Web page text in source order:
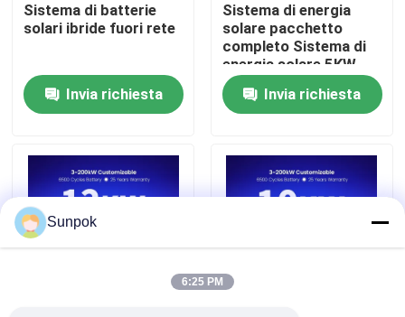
Visita alla fabbrica
Controllo della qualità
Notizie
Casi
Sistema di batterie
solari ibride fuori rete
Invia richiesta
Sistema di energia
solare pacchetto
completo Sistema di
energia solare 5KW
Sistema di energia
solare 10KW Sistema
di energia solare per la
completo
Invia richiesta
Sunpok
6:25 PM